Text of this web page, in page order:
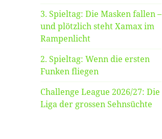
3. Spieltag: Die Masken fallen –
und plötzlich steht Xamax im
Rampenlicht
2. Spieltag: Wenn die ersten
Funken fliegen
Challenge League 2026/27: Die
Liga der grossen Sehnsüchte